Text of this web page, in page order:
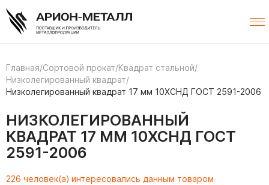
Главная/Сортовой прокат/Квадрат стальной/
Низколегированный квадрат/
Низколегированный квадрат 17 мм 10ХСНД ГОСТ 2591-2006
НИЗКОЛЕГИРОВАННЫЙ
КВАДРАТ 17 ММ 10ХСНД ГОСТ
2591-2006
226 человек(а) интересовались данным товаром